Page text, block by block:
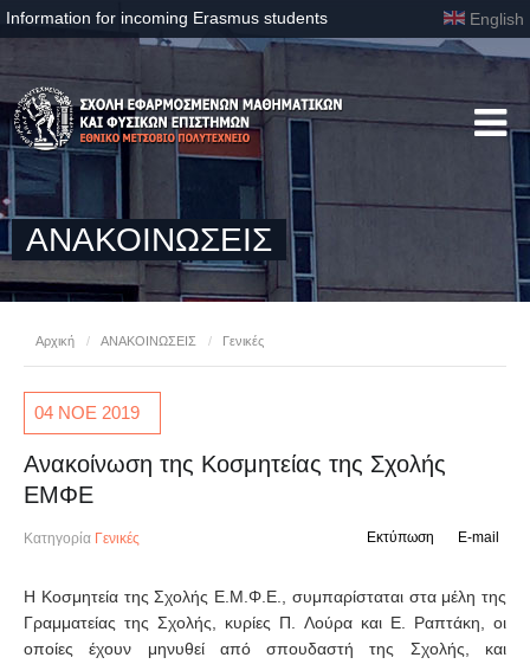
Information for incoming Erasmus students English
ΑΝΑΚΟΙΝΩΣΕΙΣ
Αρχική / ΑΝΑΚΟΙΝΩΣΕΙΣ / Γενικές
04 ΝΟΕ 2019
Ανακοίνωση της Κοσμητείας της Σχολής
ΕΜΦΕ
Κατηγορία Γενικές E-mail
Εκτύπωση
Η Κοσμητεία της Σχολής Ε.Μ.Φ.Ε., συμπαρίσταται στα μέλη της
Γραμματείας της Σχολής, κυρίες Π. Λούρα και Ε. Ραπτάκη, οι
οποίες έχουν μηνυθεί από σπουδαστή της Σχολής, και